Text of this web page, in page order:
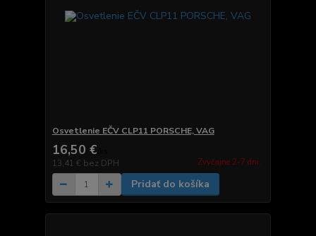
Osvetlenie EČV CLP11 PORSCHE, VAG
16,50 €
13,41 € bez DPH Zvyčajne 2-7 dni.
Pridať do košíka